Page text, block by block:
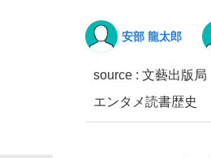
「目標達成
安部 龍太郎
source : 文藝出版局
エンタメ読書歴史